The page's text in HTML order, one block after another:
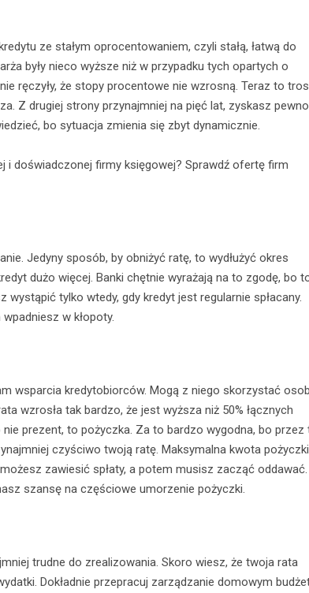
ze stałym oprocentowaniem, czyli stałą, łatwą do
były nieco wyższe niż w przypadku tych opartych o
ręczyły, że stopy procentowe nie wzrosną. Teraz to
Z drugiej strony przynajmniej na pięć lat, zyskasz
bo sytuacja zmienia się zbyt dynamicznie.
i doświadczonej firmy księgowej? Sprawdź ofertę firm
Jedyny sposób, by obniżyć ratę, to wydłużyć okres
dużo więcej. Banki chętnie wyrażają na to zgodę, bo
tylko wtedy, gdy kredyt jest regularnie spłacany.
w kłopoty.
wsparcia kredytobiorców. Mogą z niego skorzystać
wzrosła tak bardzo, że jest wyższa niż 50% łącznych
prezent, to pożyczka. Za to bardzo wygodna, bo przez
czyściwo twoją ratę. Maksymalna kwota
zawiesić spłaty, a potem musisz zacząć oddawać.
szansę na częściowe umorzenie pożyczki.
trudne do zrealizowania. Skoro wiesz, że twoja rata
Dokładnie przepracuj zarządzanie domowym